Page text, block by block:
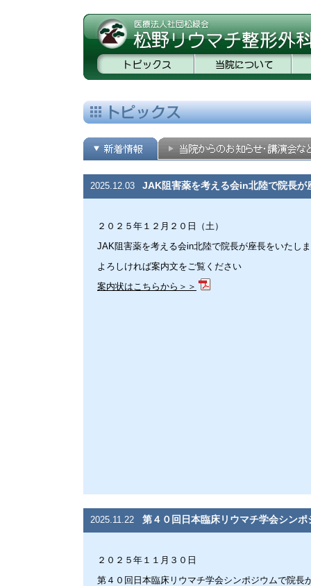
2025.12.03 JAK阻害薬を考える会in北陸で院長が
２０２５年１２月２０日（土）
JAK阻害薬を考える会in北陸で院長が座長をいたし
よろしければ案内文をご覧ください
案内状はこちらから＞＞
2025.11.22 第４０回日本臨床リウマチ学会シン
２０２５年１１月３０日
第４０回日本臨床リウマチ学会シンポジウムで院長